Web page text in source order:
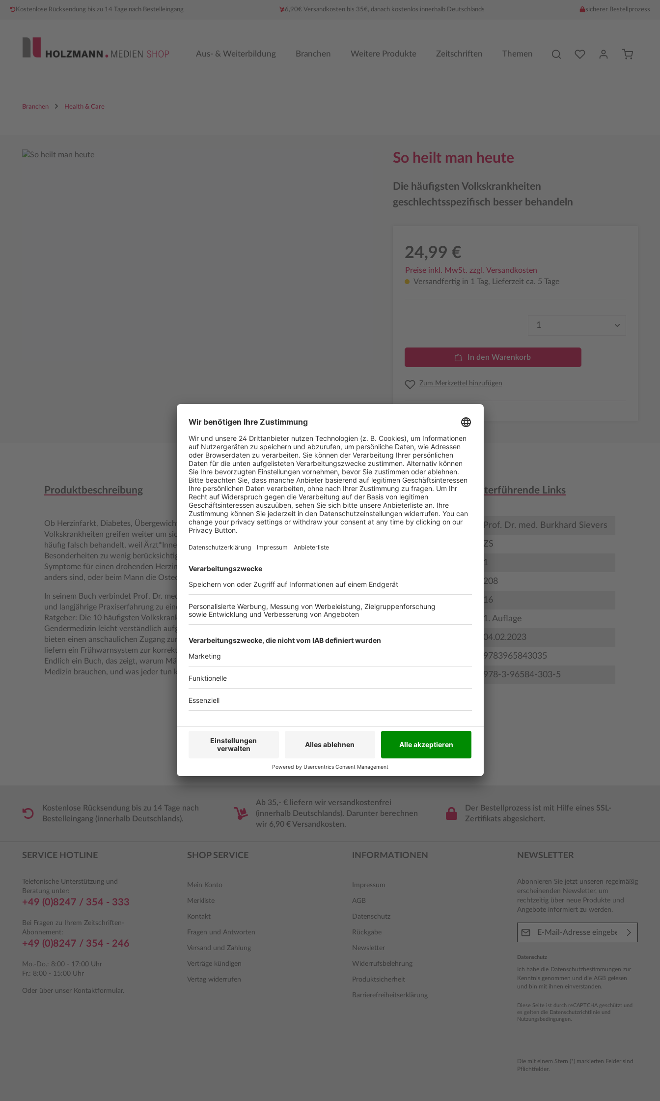
Kostenlose Rücksendung bis zu 14 Tage nach Bestelleingang 6,90€ Versandkosten bis 35€, danach kostenlos innerhalb Deutschlands sicherer Bestellprozess
Aus- & Weiterbildung Branchen Weitere Produkte Zeitschriften Themen Du hast %counter%
Branchen Health & Care
Bildergalerie überspringen So heilt man heute
Die häufigsten Volkskrankheiten
geschlechtsspezifisch besser behandeln
24,99 €
Preise inkl. MwSt. zzgl. Versandkosten
Versandfertig in 1 Tag, Lieferzeit ca. 5 Tage
Produkt Anzahl: Gib
In den Warenkorb
Zum Merkzettel hinzufügen
Produktbeschreibung
Ob Herzinfarkt, Diabetes, Übergewicht, Krebs oder Demenz – die großen
Volkskrankheiten greifen weiter um sich.Dabei werden Frauen und Männer
häufig falsch behandelt, weil Ärzt*Innen die geschlechtsspezifischen
Besonderheiten zu wenig berücksichtigten. So kann es passieren, dass man die
Symptome für einen drohenden Herzinfarkt übersieht, weil sie bei Frauen
anders sind, oder beim Mann die Osteoporose, weil sie als Frauenkrankheit gilt.
In seinem Buch verbindet Prof. Dr. med. Burkhard Sievers fundiertes Wissen
und langjährige Praxiserfahrung zu einem brandaktuellen praxisorientierten
Ratgeber: Die 10 häufigsten Volkskrankheiten werden unter dem Blickwinkel der
Gendermedizin leicht verständlich aufgeschlüsselt. Beispiele aus der Praxis
bieten einen anschaulichen Zugang zum Thema und Symptom-Checkboxen
liefern ein Frühwarnsystem zur korrekten Einordnung von Beschwerden.
Endlich ein Buch, das zeigt, warum Männer und Frauen eine unterschiedliche
Medizin brauchen, und was jeder tun kann, um wirksam behandelt zu werden.
Informationen & weiterführende Links
Autor Prof. Dr. med. Burkhard Sievers
ZS
1
Seitenzahl 208
16
1. Auflage
04.02.2023
9783965843035
978-3-96584-303-5
Kostenlose Rücksendung bis zu 14 Tage nach
Bestelleingang (innerhalb Deutschlands).
Ab 35,- € liefern wir versandkostenfrei
(innerhalb Deutschlands). Darunter berechnen
wir 6,90 € Versandkosten.
Der Bestellprozess ist mit Hilfe eines SSL-
Zertifikats abgesichert.
SERVICE HOTLINE
Telefonische Unterstützung und
Beratung unter:
+49 (0)8247 / 354 - 333
Bei Fragen zu Ihrem Zeitschriften-
Abonnement:
+49 (0)8247 / 354 - 246
Mo.-Do.: 8:00 - 17:00 Uhr
Fr.: 8:00 - 15:00 Uhr
Oder über unser Kontaktformular.
SHOP SERVICE
Mein Konto
Merkliste
Kontakt
Fragen und Antworten
Versand und Zahlung
Verträge kündigen
Vertag widerrufen
INFORMATIONEN
Impressum
AGB
Datenschutz
Rückgabe
Newsletter
Widerrufsbelehrung
Produktsicherheit
Barrierefreiheitserklärung
NEWSLETTER
Abonnieren Sie jetzt unseren regelmäßig
erscheinenden Newsletter, um
rechtzeitig über neue Produkte und
Angebote informiert zu werden.
Datenschutz
Ich habe die Datenschutzbestimmungen zur
Kenntnis genommen und die AGB gelesen
und bin mit ihnen einverstanden.
Diese Seite ist durch reCAPTCHA geschützt und
es gelten die Datenschutzrichtlinie und
Nutzungsbedingungen
Die mit einem Stern (*) markierten Felder sind
Pflichtfelder.